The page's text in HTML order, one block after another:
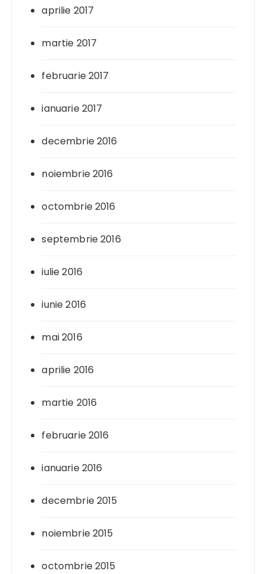
aprilie 2017
martie 2017
februarie 2017
ianuarie 2017
decembrie 2016
noiembrie 2016
octombrie 2016
septembrie 2016
iulie 2016
iunie 2016
mai 2016
aprilie 2016
martie 2016
februarie 2016
ianuarie 2016
decembrie 2015
noiembrie 2015
octombrie 2015